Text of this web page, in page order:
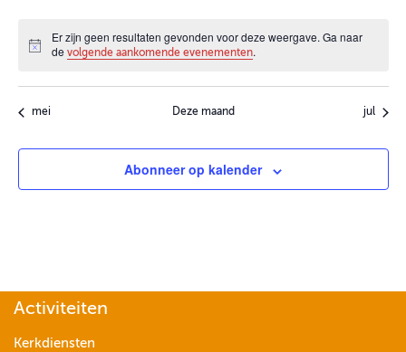
Bericht
Er zijn geen resultaten gevonden voor deze weergave. Ga naar
devolgende aankomende evenementen.
mei Deze maand jul
Abonneer op kalender
Activiteiten
Kerkdiensten